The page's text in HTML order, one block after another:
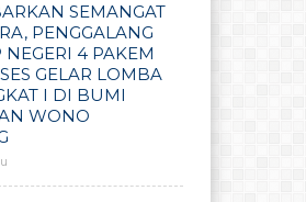
SEMANGAT
PENGGALANG
NEGERI 4 PAKEM
GELAR LOMBA
I DI BUMI
WONO